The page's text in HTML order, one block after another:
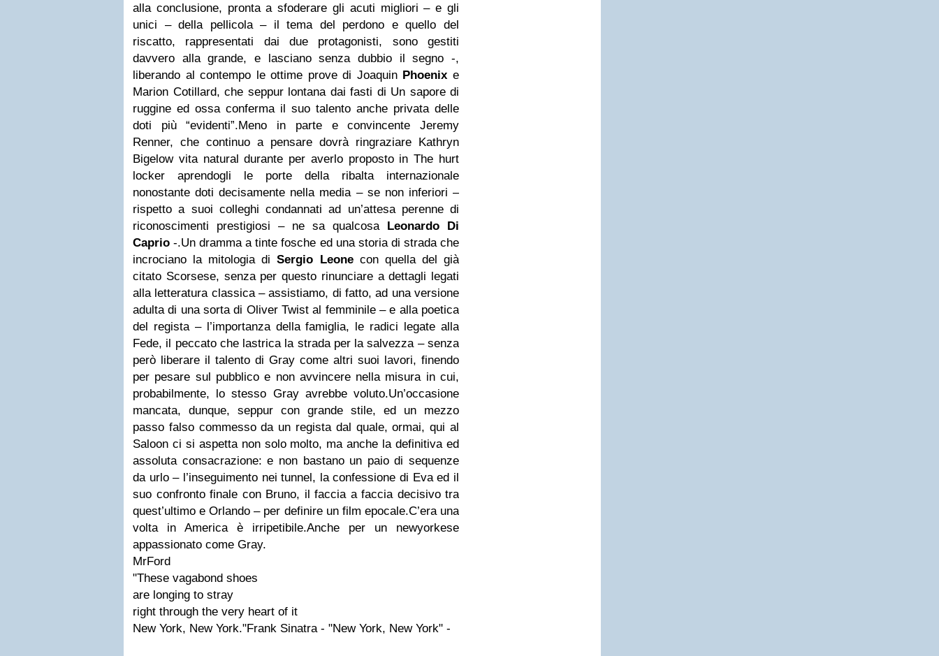
alla conclusione, pronta a sfoderare gli acuti migliori – e gli
unici – della pellicola – il tema del perdono e quello del
riscatto, rappresentati dai due protagonisti, sono gestiti
davvero alla grande, e lasciano senza dubbio il segno -,
liberando al contempo le ottime prove di Joaquin Phoenix e
Marion Cotillard, che seppur lontana dai fasti di Un sapore di
ruggine ed ossa conferma il suo talento anche privata delle
doti più “evidenti”.Meno in parte e convincente Jeremy
Renner, che continuo a pensare dovrà ringraziare Kathryn
Bigelow vita natural durante per averlo proposto in The hurt
locker aprendogli le porte della ribalta internazionale
nonostante doti decisamente nella media – se non inferiori –
rispetto a suoi colleghi condannati ad un’attesa perenne di
riconoscimenti prestigiosi – ne sa qualcosa Leonardo Di
Caprio -.Un dramma a tinte fosche ed una storia di strada che
incrociano la mitologia diSergio Leonecon quella del già
citato Scorsese, senza per questo rinunciare a dettagli legati
alla letteratura classica – assistiamo, di fatto, ad una versione
adulta di una sorta di Oliver Twist al femminile – e alla poetica
del regista – l’importanza della famiglia, le radici legate alla
Fede, il peccato che lastrica la strada per la salvezza – senza
però liberare il talento di Gray come altri suoi lavori, finendo
per pesare sul pubblico e non avvincere nella misura in cui,
probabilmente, lo stesso Gray avrebbe voluto.Un’occasione
mancata, dunque, seppur con grande stile, ed un mezzo
passo falso commesso da un regista dal quale, ormai, qui al
Saloon ci si aspetta non solo molto, ma anche la definitiva ed
assoluta consacrazione: e non bastano un paio di sequenze
da urlo – l’inseguimento nei tunnel, la confessione di Eva ed il
suo confronto finale con Bruno, il faccia a faccia decisivo tra
quest’ultimo e Orlando – per definire un film epocale.C’era una
volta in America è irripetibile.Anche per un newyorkese
appassionato come Gray.
MrFord
"These vagabond shoes
are longing to stray
right through the very heart of it
New York, New York."Frank Sinatra - "New York, New York" -